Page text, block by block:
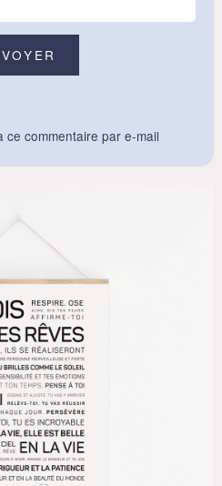
commentaire par e-mail